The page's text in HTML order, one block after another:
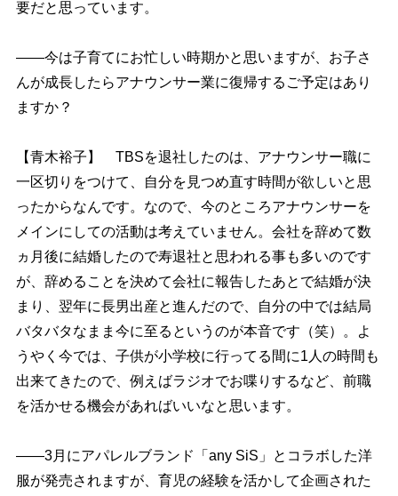
要だと思っています。
――今は子育てにお忙しい時期かと思いますが、お子さ
んが成長したらアナウンサー業に復帰するご予定はあり
ますか？
【青木裕子】 TBSを退社したのは、アナウンサー職に
一区切りをつけて、自分を見つめ直す時間が欲しいと思
ったからなんです。なので、今のところアナウンサーを
メインにしての活動は考えていません。会社を辞めて数
ヵ月後に結婚したので寿退社と思われる事も多いのです
が、辞めることを決めて会社に報告したあとで結婚が決
まり、翌年に長男出産と進んだので、自分の中では結局
バタバタなまま今に至るというのが本音です（笑）。よ
うやく今では、子供が小学校に行ってる間に1人の時間も
出来てきたので、例えばラジオでお喋りするなど、前職
を活かせる機会があればいいなと思います。
――3月にアパレルブランド「any SiS」とコラボした洋
服が発売されますが、育児の経験を活かして企画された